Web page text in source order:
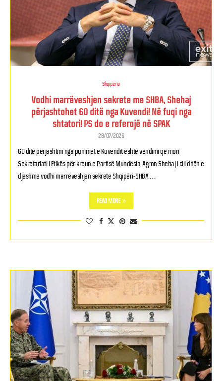
Shqipëria
Vodhi marrëveshjen sekrete me SHBA, Shehaj
përjashtohet 60 ditë nga Kuvendi! Në fuqi nga
shtatori! PS do e referojë në SPAK
28/07/2026
60 ditë përjashtim nga punimet e Kuvendit është vendimi që mori
Sekretariati i Etikës për kreun e Partisë Mundësia, Agron Shehaj i cili ditën e
djeshme vodhi marrëveshjen sekrete Shqipëri-SHBA …
READ MORE